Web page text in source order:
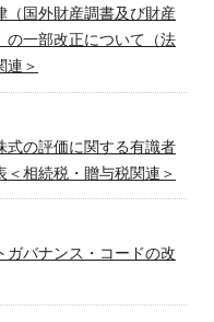
（国外財産調書及び財産
の一部改正について（法
連＞
式の評価に関する有識者
相続税・贈与税関連＞
ガバナンス・コードの改